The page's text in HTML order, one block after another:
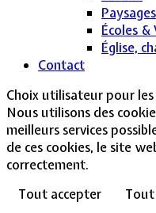
Paysages
Écoles &
Église,
Contact
Choix utilisateur pour
Nous utilisons des
meilleurs services
de ces cookies, le site
correctement.
Tout accepter